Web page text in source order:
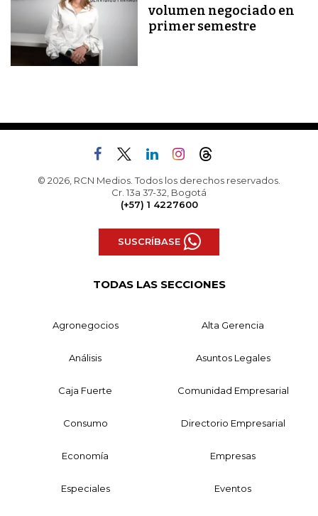
volumen negociado en
primer semestre
© 2026, RCN Medios. Todos los derechos reservados.
Cr. 13a 37-32, Bogotá
(+57) 1 4227600
SUSCRÍBASE
TODAS LAS SECCIONES
Agronegocios Alta Gerencia
Análisis Asuntos Legales
Caja Fuerte Comunidad Empresarial
Consumo Directorio Empresarial
Economía Empresas
Especiales Eventos